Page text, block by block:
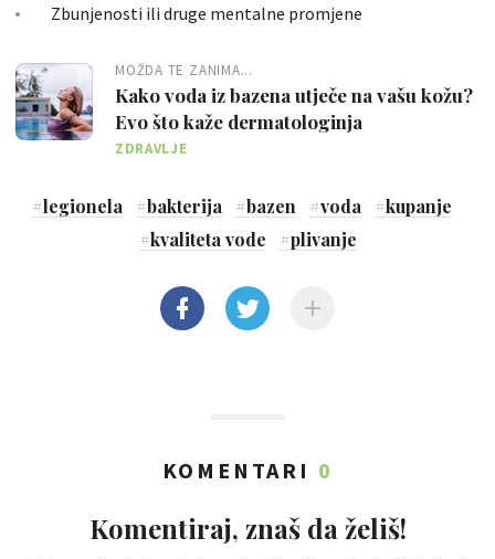
Zbunjenosti ili druge mentalne promjene
MOŽDA TE ZANIMA...
Kako voda iz bazena utječe na vašu kožu?
Evo što kaže dermatologinja
ZDRAVLJE
#legionela #bakterija #bazen #voda #kupanje
#kvaliteta vode #plivanje
KOMENTARI 0
Komentiraj, znaš da želiš!